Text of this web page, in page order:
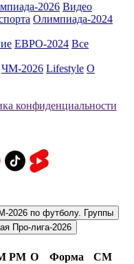
2026 Видео
Олимпиада-2024
ЕВРО-2024 Все
ЧМ-2026 Lifestyle О
конфиденциальности
2026 по футболу. Группы
Про-лига-2026
РМ О Форма
СМ